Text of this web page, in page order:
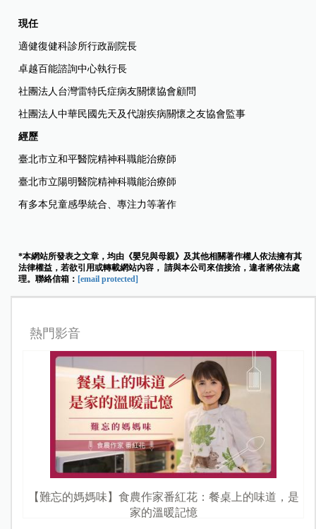
現任
適健復健科診所行政副院長
卓越百能諮詢中心執行長
社團法人台灣雷特氏症病友關懷協會顧問
社團法人中華民國先天及代謝疾病關懷之友協會監事
經歷
臺北市立和平醫院精神科職能治療師
臺北市立陽明醫院精神科職能治療師
有多本兒童感學統合、專注力等著作
*本網站所發表之文章，均由《嬰兒與母親》及其他相關著作權人依法擁有其
法律權益，若欲引用或轉載網站內容， 請與本公司來信接洽，違者將依法處
理。聯絡信箱： [email protected]
熱門影音
【難忘的媽媽味】食農作家番紅花：餐桌上的味道，是
家的溫暖記憶